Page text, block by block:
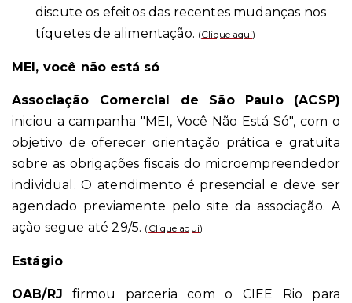
discute os efeitos das recentes mudanças nos
tíquetes de alimentação. (Clique aqui)
MEI, você não está só
Associação Comercial de São Paulo (ACSP)
iniciou a campanha "MEI, Você Não Está Só", com o
objetivo de oferecer orientação prática e gratuita
sobre as obrigações fiscais do microempreendedor
individual. O atendimento é presencial e deve ser
agendado previamente pelo site da associação. A
ação segue até 29/5. ( Clique aqui)
Estágio
OAB/RJ firmou parceria com o CIEE Rio para